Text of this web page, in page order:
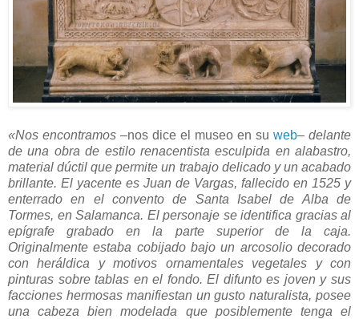
«Nos encontramos –nos dice el museo en su web– delante
de una obra de estilo renacentista esculpida en alabastro,
material dúctil que permite un trabajo delicado y un acabado
brillante. El yacente es Juan de Vargas, fallecido en 1525 y
enterrado en el convento de Santa Isabel de Alba de
Tormes, en Salamanca. El personaje se identifica gracias al
epígrafe grabado en la parte superior de la caja.
Originalmente estaba cobijado bajo un arcosolio decorado
con heráldica y motivos ornamentales vegetales y con
pinturas sobre tablas en el fondo. El difunto es joven y sus
facciones hermosas manifiestan un gusto naturalista, posee
una cabeza bien modelada que posiblemente tenga el